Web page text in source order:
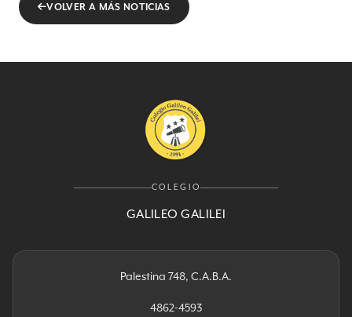
VOLVER A MÁS NOTICIAS
COLEGIO
GALILEO GALILEI
Palestina 748, C.A.B.A.
4862-4593